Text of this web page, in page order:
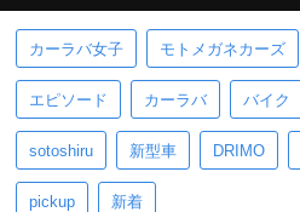
カーラバ女子 モトメガネカーズ
エピソード カーラバ バイク
sotoshiru 新型車 DRIMO
pickup 新着